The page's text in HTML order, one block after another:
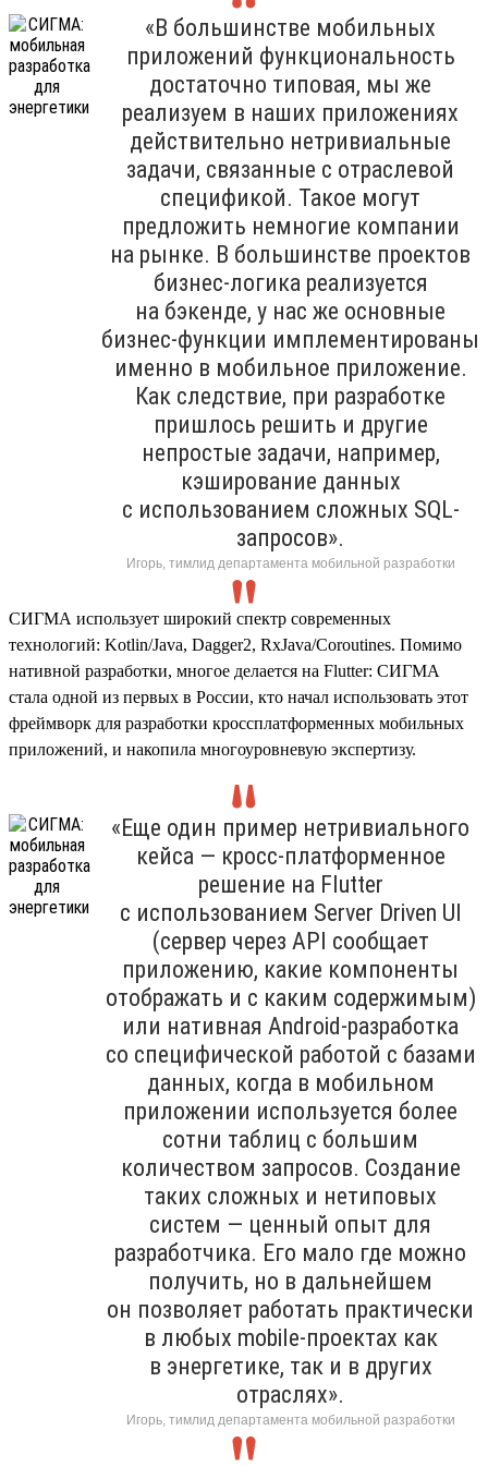
«В большинстве мобильных
приложений функциональность
достаточно типовая, мы же
реализуем в наших приложениях
действительно нетривиальные
задачи, связанные с отраслевой
спецификой. Такое могут
предложить немногие компании
на рынке. В большинстве проектов
бизнес-логика реализуется
на бэкенде, у нас же основные
бизнес-функции имплементированы
именно в мобильное приложение.
Как следствие, при разработке
пришлось решить и другие
непростые задачи, например,
кэширование данных
с использованием сложных SQL-
запросов».
Игорь, тимлид департамента мобильной разработки
СИГМА использует широкий спектр современных
технологий: Kotlin/Java, Dagger2, RxJava/Coroutines. Помимо
нативной разработки, многое делается на Flutter: СИГМА
стала одной из первых в России, кто начал использовать этот
фреймворк для разработки кроссплатформенных мобильных
приложений, и накопила многоуровневую экспертизу.
«Еще один пример нетривиального
кейса — кросс-платформенное
решение на Flutter
с использованием Server Driven UI
(сервер через API сообщает
приложению, какие компоненты
отображать и с каким содержимым)
или нативная Android-разработка
со специфической работой с базами
данных, когда в мобильном
приложении используется более
сотни таблиц с большим
количеством запросов. Создание
таких сложных и нетиповых
систем — ценный опыт для
разработчика. Его мало где можно
получить, но в дальнейшем
он позволяет работать практически
в любых mobile-проектах как
в энергетике, так и в других
отраслях».
Игорь, тимлид департамента мобильной разработки